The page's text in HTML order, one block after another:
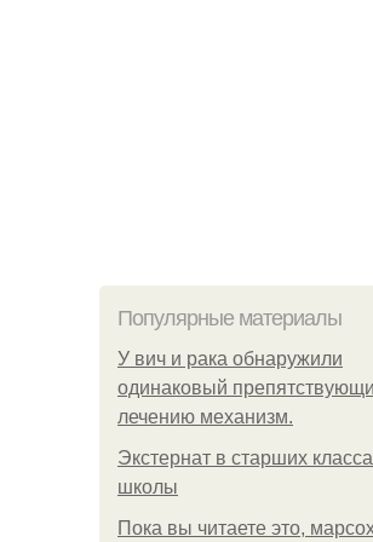
Популярные материалы
У вич и рака обнаружили
одинаковый
лечению механизм.
Экстернат в старших
школы
Пока вы читаете это,